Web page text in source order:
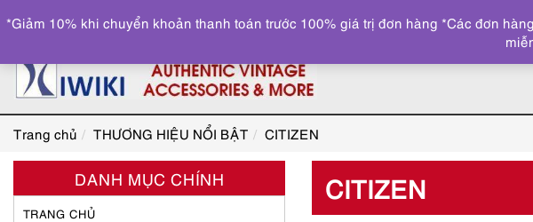
Trang chủ THƯƠNG HIỆU NỔI BẬT CITIZEN
CITIZEN
DANH MỤC CHÍNH
TRANG CHỦ
*Giảm 10% khi chuyển khoản thanh toán trước 100% giá trị đơn hàng *Các đơn